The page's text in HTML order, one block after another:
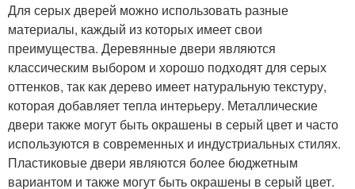
Для серых дверей можно использовать разные
материалы, каждый из которых имеет свои
преимущества. Деревянные двери являются
классическим выбором и хорошо подходят для серых
оттенков, так как дерево имеет натуральную текстуру,
которая добавляет тепла интерьеру. Металлические
двери также могут быть окрашены в серый цвет и часто
используются в современных и индустриальных стилях.
Пластиковые двери являются более бюджетным
вариантом и также могут быть окрашены в серый цвет.